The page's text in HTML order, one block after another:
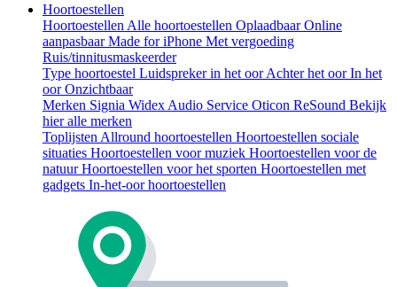
Hoortoestellen
Hoortoestellen Alle hoortoestellen OplaadbaarOnline
aanpasbaarMade for iPhone Met vergoeding
Ruis/tinnitusmaskeerder
Type hoortoestel Luidspreker in het oorAchter het oorIn het
oorOnzichtbaar
Merken Signia Widex Audio Service Oticon ReSound Bekijk
hier alle merken
Toplijsten Allround hoortoestellen Hoortoestellen sociale
situaties Hoortoestellen voor muziek Hoortoestellen voor de
natuurHoortoestellen voor het sporten Hoortoestellen met
gadgets In-het-oor hoortoestellen